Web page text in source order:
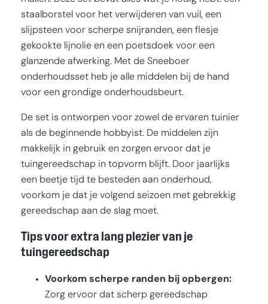
staalborstel voor het verwijderen van vuil, een
slijpsteen voor scherpe snijranden, een flesje
gekookte lijnolie en een poetsdoek voor een
glanzende afwerking. Met de Sneeboer
onderhoudsset heb je alle middelen bij de hand
voor een grondige onderhoudsbeurt.
De set is ontworpen voor zowel de ervaren tuinier
als de beginnende hobbyist. De middelen zijn
makkelijk in gebruik en zorgen ervoor dat je
tuingereedschap in topvorm blijft. Door jaarlijks
een beetje tijd te besteden aan onderhoud,
voorkom je dat je volgend seizoen met gebrekkig
gereedschap aan de slag moet.
Tips voor extra lang plezier van je
tuingereedschap
Voorkom scherpe randen bij opbergen:
Zorg ervoor dat scherp gereedschap